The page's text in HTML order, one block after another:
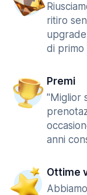
ritiro
di primo
Premi
"Miglior
anni
Ottime